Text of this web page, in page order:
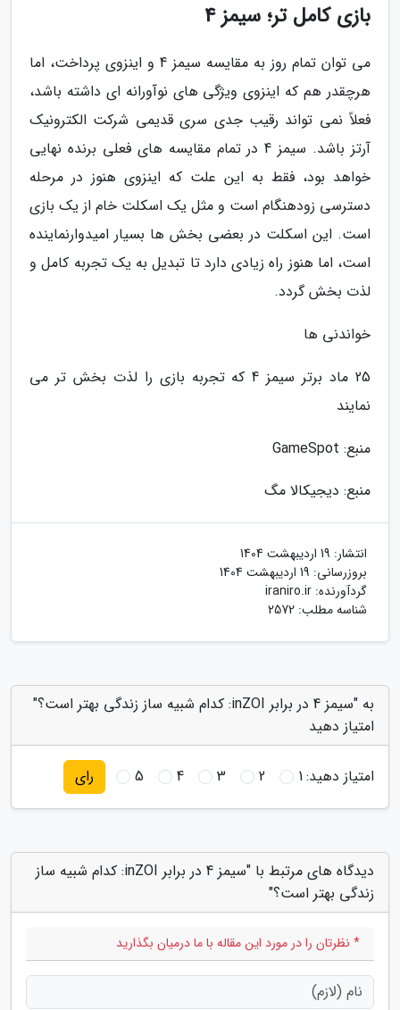
بازی کامل تر؛ سیمز 4
می توان تمام روز به مقایسه سیمز 4 و اینزوی پرداخت، اما
هرچقدر هم که اینزوی ویژگی های نوآورانه ای داشته باشد،
فعلاً نمی تواند رقیب جدی سری قدیمی شرکت الکترونیک
آرتز باشد. سیمز 4 در تمام مقایسه های فعلی برنده نهایی
خواهد بود، فقط به این علت که اینزوی هنوز در مرحله
دسترسی زودهنگام است و مثل یک اسکلت خام از یک بازی
است. این اسکلت در بعضی بخش ها بسیار امیدوارنماینده
است، اما هنوز راه زیادی دارد تا تبدیل به یک تجربه کامل و
لذت بخش گردد.
خواندنی ها
25 ماد برتر سیمز 4 که تجربه بازی را لذت بخش تر می
نمایند
منبع: GameSpot
منبع: دیجیکالا مگ
انتشار: 19 اردیبهشت 1404
بروزرسانی: 19 اردیبهشت 1404
گردآورنده: iraniro.ir
شناسه مطلب: 2572
به "سیمز 4 در برابر inZOI: کدام شبیه ساز زندگی بهتر است؟"
امتیاز دهید
امتیاز دهید:1
2
3
4
5 رای
دیدگاه های مرتبط با "سیمز 4 در برابر inZOI: کدام شبیه ساز
زندگی بهتر است؟"
* نظرتان را در مورد این مقاله با ما درمیان بگذارید